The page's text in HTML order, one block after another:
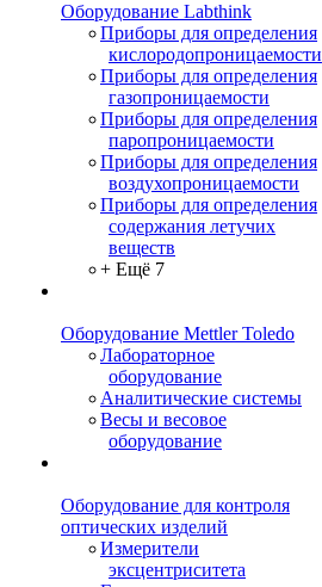
Оборудование Labthink
Приборы для определения
кислородопроницаемости
Приборы для определения
газопроницаемости
Приборы для определения
паропроницаемости
Приборы для определения
воздухопроницаемости
Приборы для определения
содержания летучих
веществ
+ Ещё 7
Оборудование Mettler Toledo
Лабораторное
оборудование
Аналитические системы
Весы и весовое
оборудование
Оборудование для контроля
оптических изделий
Измерители
эксцентриситета